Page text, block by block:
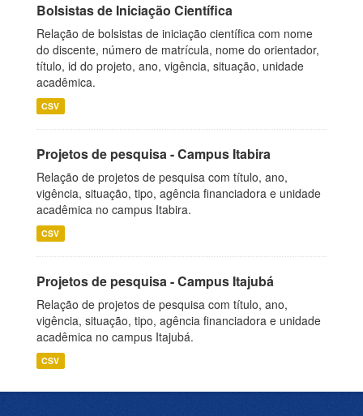
Bolsistas de Iniciação Científica
Relação de bolsistas de iniciação científica com nome
do discente, número de matrícula, nome do orientador,
título, id do projeto, ano, vigência, situação, unidade
acadêmica.
CSV
Projetos de pesquisa - Campus Itabira
Relação de projetos de pesquisa com título, ano,
vigência, situação, tipo, agência financiadora e unidade
acadêmica no campus Itabira.
CSV
Projetos de pesquisa - Campus Itajubá
Relação de projetos de pesquisa com título, ano,
vigência, situação, tipo, agência financiadora e unidade
acadêmica no campus Itajubá.
CSV